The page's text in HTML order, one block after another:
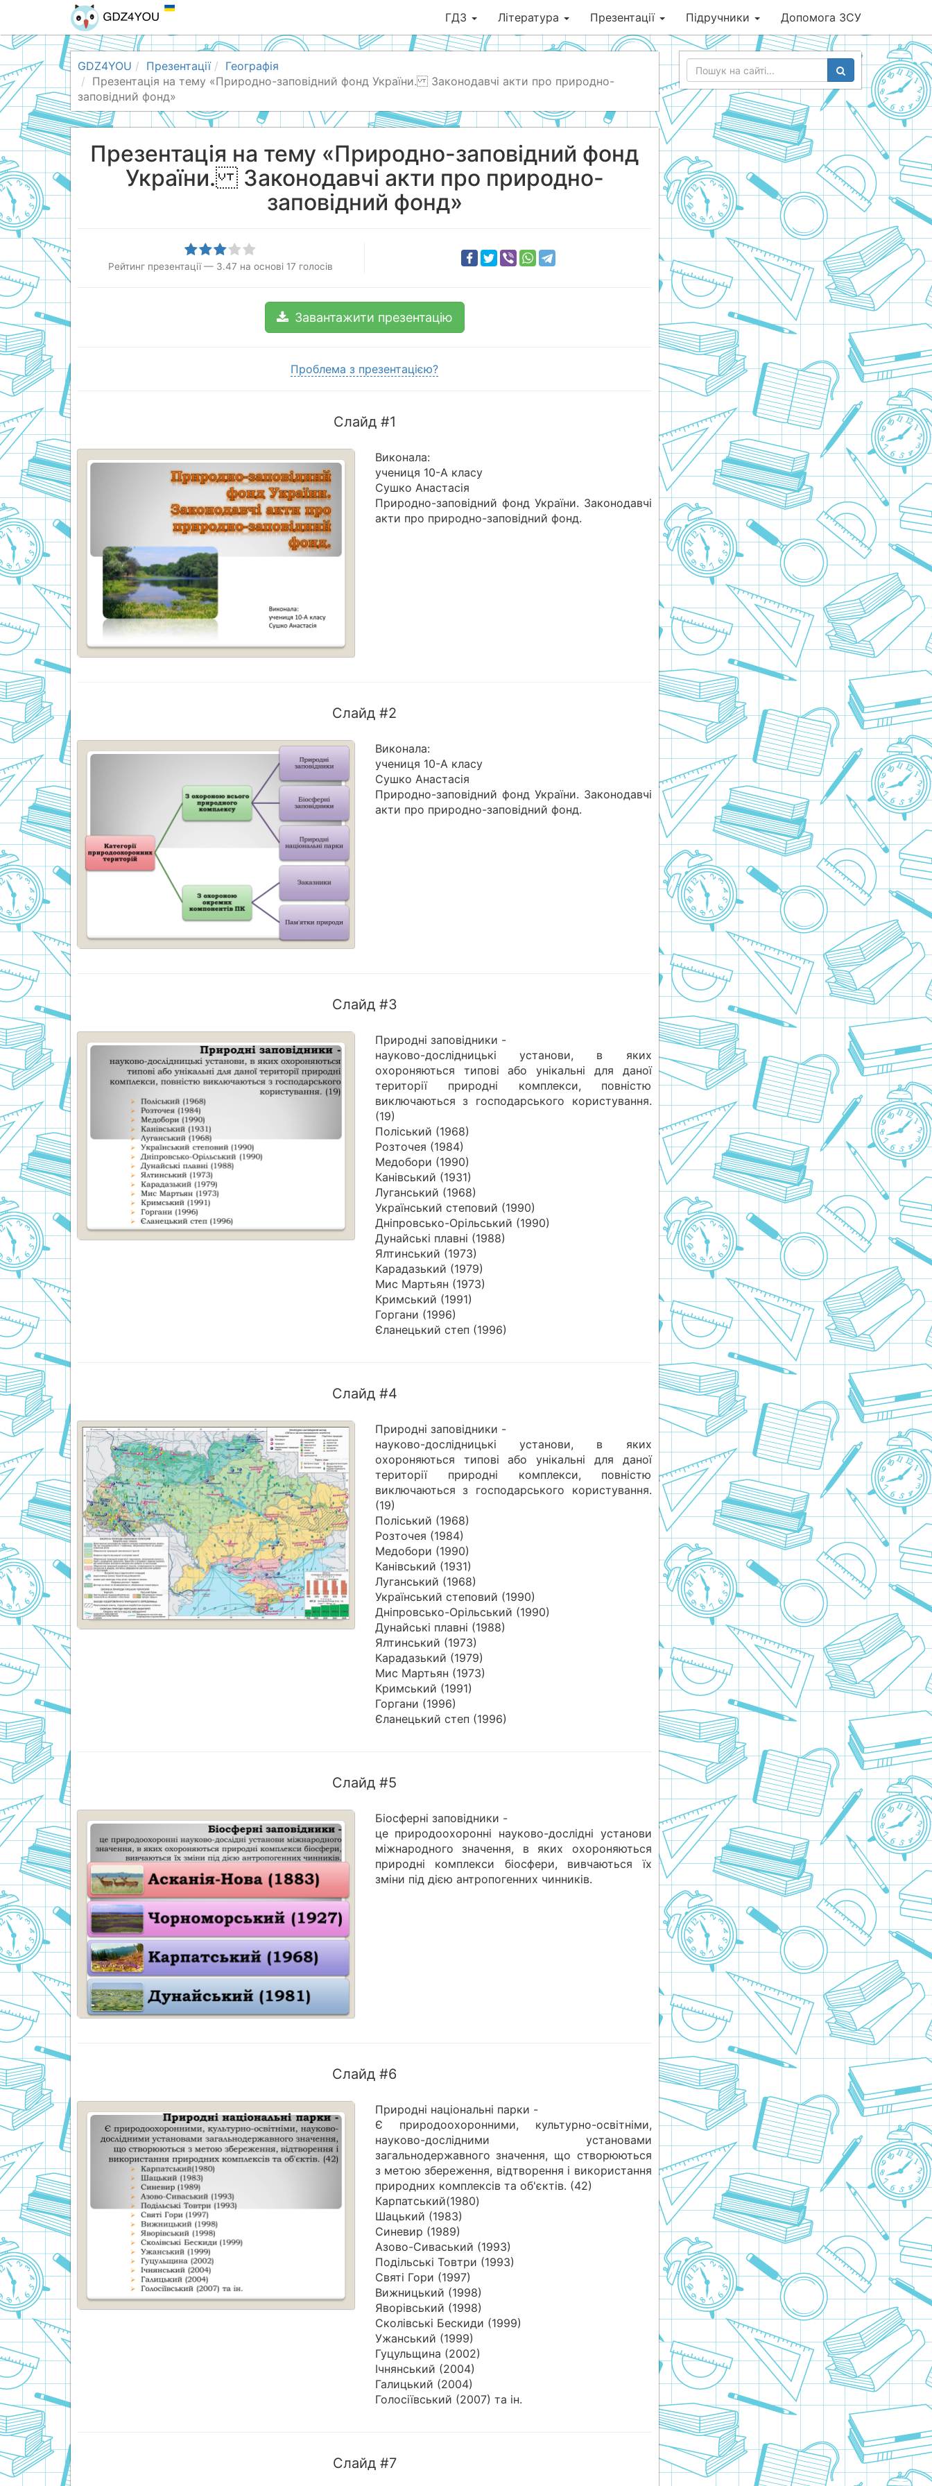
ГДЗ Література Презентації Підручники Допомога ЗСУ
GDZ4YOU Презентації
Географія
Презентація на тему «Природно-заповідний фонд України. Законодавчі акти про природно-
заповідний фонд»
Презентація на тему «Природно-заповідний фонд
України. Законодавчі акти про природно-
заповідний фонд»
Рейтинг презентації — 3.47 на основі 17 голосів
Завантажити презентацію
Проблема з презентацією?
Слайд #1
Виконала:
учениця 10-А класу
Сушко Анастасія
Природно-заповідний фонд України. Законодавчі
акти про природно-заповідний фонд.
Слайд #2
Виконала:
учениця 10-А класу
Сушко Анастасія
Природно-заповідний фонд України. Законодавчі
акти про природно-заповідний фонд.
Слайд #3
Природні заповідники -
науково-дослідницькі установи, в яких
охороняються типові або унікальні для даної
території природні комплекси, повністю
виключаються з господарського користування.
(19)
Поліський (1968)
Розточея (1984)
Медобори (1990)
Канівський (1931)
Луганський (1968)
Український степовий (1990)
Дніпровсько-Орільський (1990)
Дунайські плавні (1988)
Ялтинський (1973)
Карадазький (1979)
Мис Мартьян (1973)
Кримський (1991)
Горгани (1996)
Єланецький степ (1996)
Слайд #4
Природні заповідники -
науково-дослідницькі установи, в яких
охороняються типові або унікальні для даної
території природні комплекси, повністю
виключаються з господарського користування.
(19)
Поліський (1968)
Розточея (1984)
Медобори (1990)
Канівський (1931)
Луганський (1968)
Український степовий (1990)
Дніпровсько-Орільський (1990)
Дунайські плавні (1988)
Ялтинський (1973)
Карадазький (1979)
Мис Мартьян (1973)
Кримський (1991)
Горгани (1996)
Єланецький степ (1996)
Слайд #5
Біосферні заповідники -
це природоохоронні науково-дослідні установи
міжнародного значення, в яких охороняються
природні комплекси біосфери, вивчаються їх
зміни під дією антропогенних чинників.
Слайд #6
Природні національні парки -
Є природоохоронними, культурно-освітніми,
науково-дослідними установами
загальнодержавного значення, що створюються
з метою збереження, відтворення і використання
природних комплексів та об'єктів. (42)
Карпатський(1980)
Шацький (1983)
Синевир (1989)
Азово-Сиваський (1993)
Подільські Товтри (1993)
Святі Гори (1997)
Вижницький (1998)
Яворівський (1998)
Сколівські Бескиди (1999)
Ужанський (1999)
Гуцульщина (2002)
Ічнянський (2004)
Галицький (2004)
Голосіївський (2007) та ін.
Слайд #7